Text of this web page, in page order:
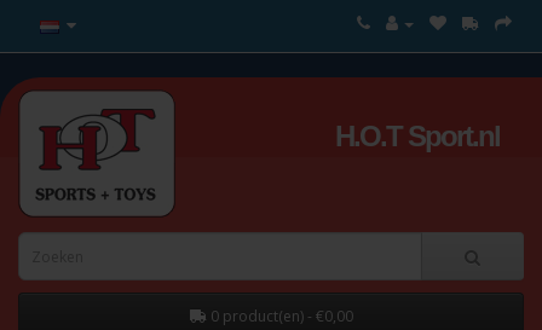
H.O.T Sport.nl
0 product(en) - €0,00